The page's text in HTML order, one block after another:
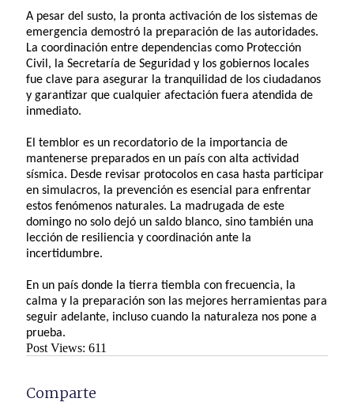
A pesar del susto, la pronta activación de los sistemas de
emergencia demostró la preparación de las autoridades.
La coordinación entre dependencias como Protección
Civil, la Secretaría de Seguridad y los gobiernos locales
fue clave para asegurar la tranquilidad de los ciudadanos
y garantizar que cualquier afectación fuera atendida de
inmediato.
El temblor es un recordatorio de la importancia de
mantenerse preparados en un país con alta actividad
sísmica. Desde revisar protocolos en casa hasta participar
en simulacros, la prevención es esencial para enfrentar
estos fenómenos naturales. La madrugada de este
domingo no solo dejó un saldo blanco, sino también una
lección de resiliencia y coordinación ante la
incertidumbre.
En un país donde la tierra tiembla con frecuencia, la
calma y la preparación son las mejores herramientas para
seguir adelante, incluso cuando la naturaleza nos pone a
prueba.
Post Views: 611
Comparte